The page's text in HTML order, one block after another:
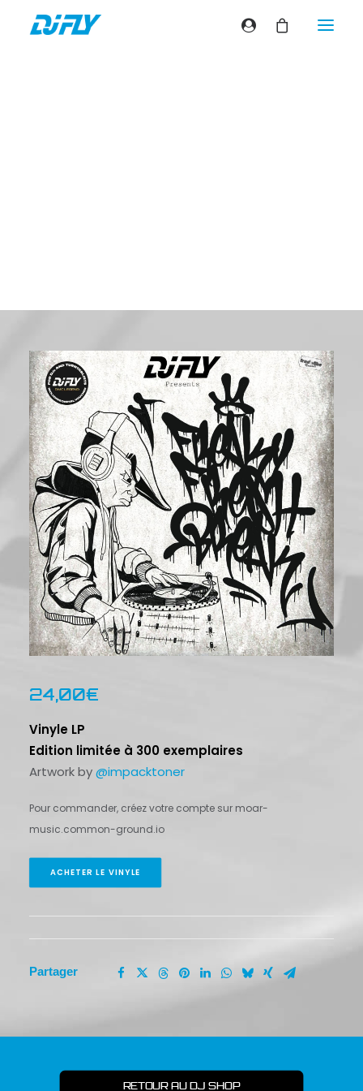
24,00€
Vinyle LP
Edition limitée à 300 exemplaires
Artwork by@impacktoner
Pour commander, créez votre compte sur moar-
music.common-ground.io
ACHETER LE VINYLE
Partager
RETOUR AU DJ SHOP